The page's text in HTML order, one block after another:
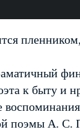
к быту и
поэмы А. С.